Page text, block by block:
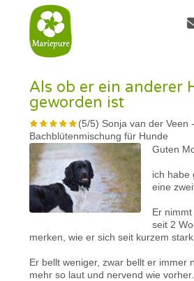
Als ob er ein anderer
geworden ist
(5/5) Sonja van der Veen -
Bachblütenmischung für Hunde
Guten
ich habe
eine
Er
seit 2
merken, wie er sich seit kurzem
Er bellt weniger, zwar bellt er immer
mehr so laut und nervend wie vorher.